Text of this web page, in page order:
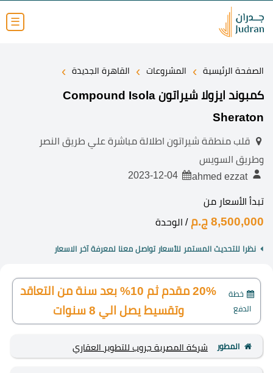
☰
الصفحة الرئيسية › المشروعات › القاهرة الجديدة ›
كمبوند ايزولا شيراتون Compound Isola
Sheraton
قلب منطقة شيراتون اطلالة مباشرة علي طريق النصر
وطريق السويس
ahmed ezzat
2023-12-04
تبدأ الأسعار من
8,500,000 ج.م / الوحدة
نظرا للتحديث المستمر للأسعار تواصل معنا لمعرفة آخر الاسعار
خطة
الدفع
20% مقدم ثم 10% بعد سنة من التعاقد
وتقسيط يصل الي 8 سنوات
المطور شركة المصرية جروب للتطوير العقاري